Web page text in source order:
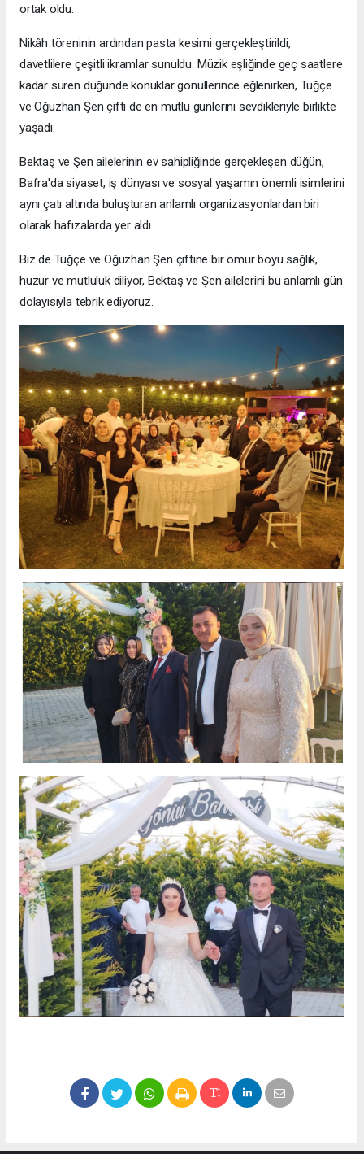
ortak oldu.
Nikâh töreninin ardından pasta kesimi gerçekleştirildi,
davetlilere çeşitli ikramlar sunuldu. Müzik eşliğinde geç saatlere
kadar süren düğünde konuklar gönüllerince eğlenirken, Tuğçe
ve Oğuzhan Şen çifti de en mutlu günlerini sevdikleriyle birlikte
yaşadı.
Bektaş ve Şen ailelerinin ev sahipliğinde gerçekleşen düğün,
Bafra'da siyaset, iş dünyası ve sosyal yaşamın önemli isimlerini
aynı çatı altında buluşturan anlamlı organizasyonlardan biri
olarak hafızalarda yer aldı.
Biz de Tuğçe ve Oğuzhan Şen çiftine bir ömür boyu sağlık,
huzur ve mutluluk diliyor, Bektaş ve Şen ailelerini bu anlamlı gün
dolayısıyla tebrik ediyoruz.